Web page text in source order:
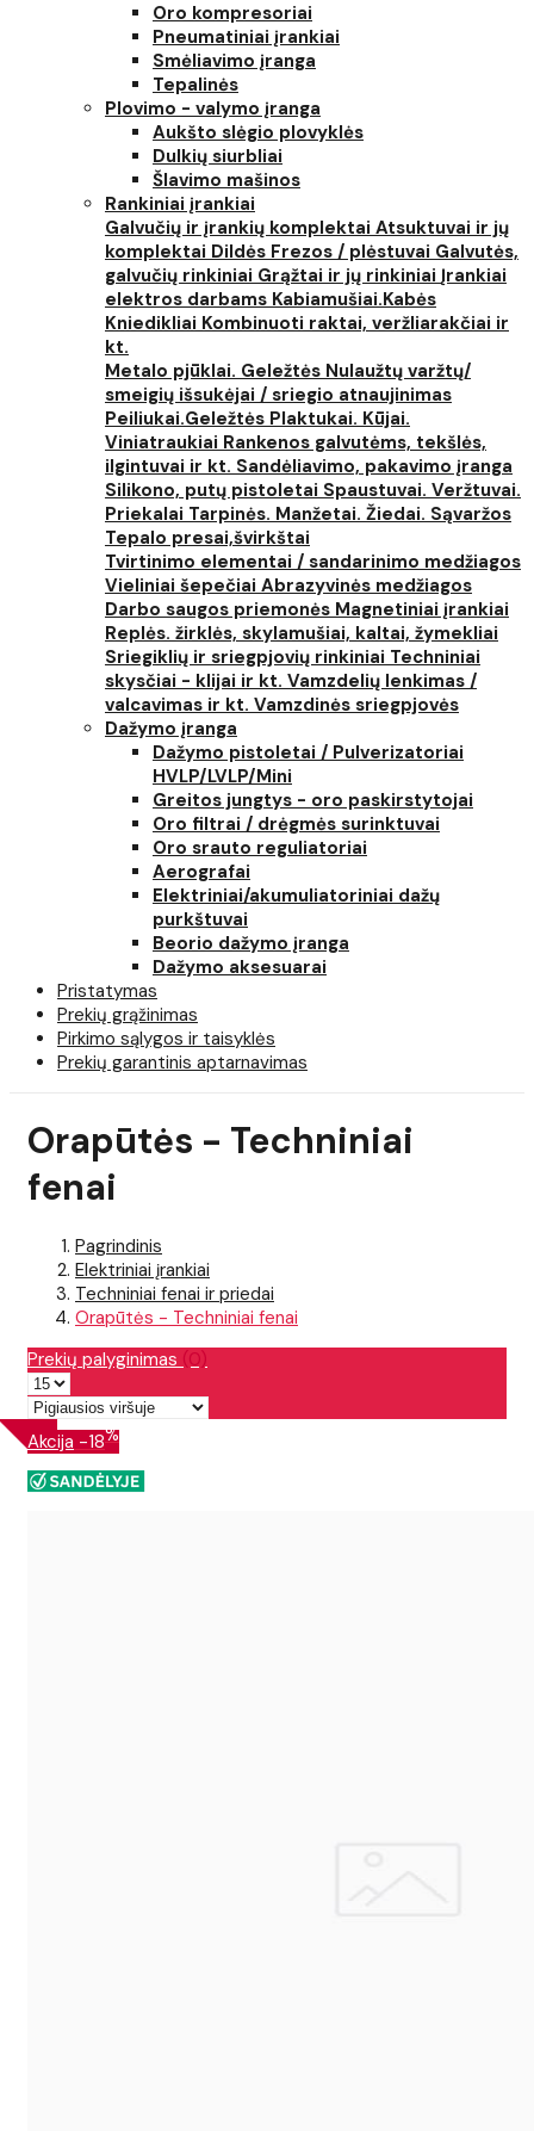
Oro kompresoriai
Pneumatiniai įrankiai
Smėliavimo įranga
Tepalinės
Plovimo - valymo įranga
Aukšto slėgio plovyklės
Dulkių siurbliai
Šlavimo mašinos
Rankiniai įrankiai
Galvučių ir įrankių komplektai Atsuktuvai ir jų
komplektai Dildės Frezos / plėstuvai Galvutės,
galvučių rinkiniai Grąžtai ir jų rinkiniai Įrankiai
elektros darbams Kabiamušiai.Kabės
Kniedikliai Kombinuoti raktai, veržliarakčiai ir
kt.
Metalo pjūklai. Geležtės Nulaužtų varžtų/
smeigių išsukėjai / sriegio atnaujinimas
Peiliukai.Geležtės Plaktukai. Kūjai.
Viniatraukiai Rankenos galvutėms, tekšlės,
ilgintuvai ir kt. Sandėliavimo, pakavimo įranga
Silikono, putų pistoletai Spaustuvai. Veržtuvai.
Priekalai Tarpinės. Manžetai. Žiedai. Sąvaržos
Tepalo presai,švirkštai
Tvirtinimo elementai / sandarinimo medžiagos
Vieliniai šepečiai Abrazyvinės medžiagos
Darbo saugos priemonės Magnetiniai įrankiai
Replės. žirklės, skylamušiai, kaltai, žymekliai
Sriegiklių ir sriegpjovių rinkiniai Techniniai
skysčiai - klijai ir kt. Vamzdelių lenkimas /
valcavimas ir kt. Vamzdinės sriegpjovės
Dažymo įranga
Dažymo pistoletai / Pulverizatoriai
HVLP/LVLP/Mini
Greitos jungtys - oro paskirstytojai
Oro filtrai / drėgmės surinktuvai
Oro srauto reguliatoriai
Aerografai
Elektriniai/akumuliatoriniai dažų
purkštuvai
Beorio dažymo įranga
Dažymo aksesuarai
Pristatymas
Prekių grąžinimas
Pirkimo sąlygos ir taisyklės
Prekių garantinis aptarnavimas
Orapūtės - Techniniai
fenai
Pagrindinis
Elektriniai įrankiai
Techniniai fenai ir priedai
Orapūtės - Techniniai fenai
Prekių palyginimas (0)
Akcija -18%